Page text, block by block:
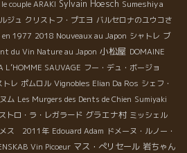
le couple ARAKI Sylvain Hoesch Sumeshiya
ジュ クリストフ・プエヨ バルセロナのユウコさ
en 1977 2018 Nouveaux au Japon シャトレ ブ
du Vin Nature au Japon 小松屋 DOMAINE
L’HOMME SAUVAGE フー・デュ・ボージョ
トレ ポムロル Vignobles Elian Da Ros シェフ・
ム Les Murgers des Dents de Chien Sumiyaki
トロ・ラ・レガラード グラエナ村 ミッシェル
メス 2011年 Edouard Adam ドメーヌ・ルノー・
Vin Picoeur マス・ぺリセール 岩ちゃん